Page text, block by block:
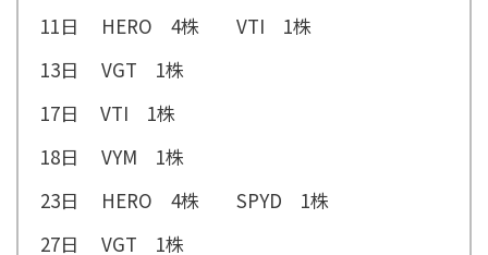
11日 HERO 4株 VTI 1株
13日 VGT 1株
17日 VTI 1株
18日 VYM 1株
23日 HERO 4株 SPYD 1株
27日 VGT 1株